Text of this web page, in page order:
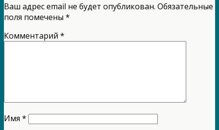
Ваш адрес email не будет опубликован. Обязательные
поля помечены *
Комментарий *
Имя *